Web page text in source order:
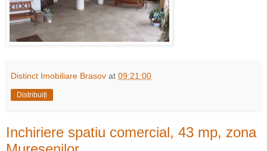
Distinct Imobiliare Brasov at 09:21:00
Distribuiți
Inchiriere spatiu comercial, 43 mp, zona